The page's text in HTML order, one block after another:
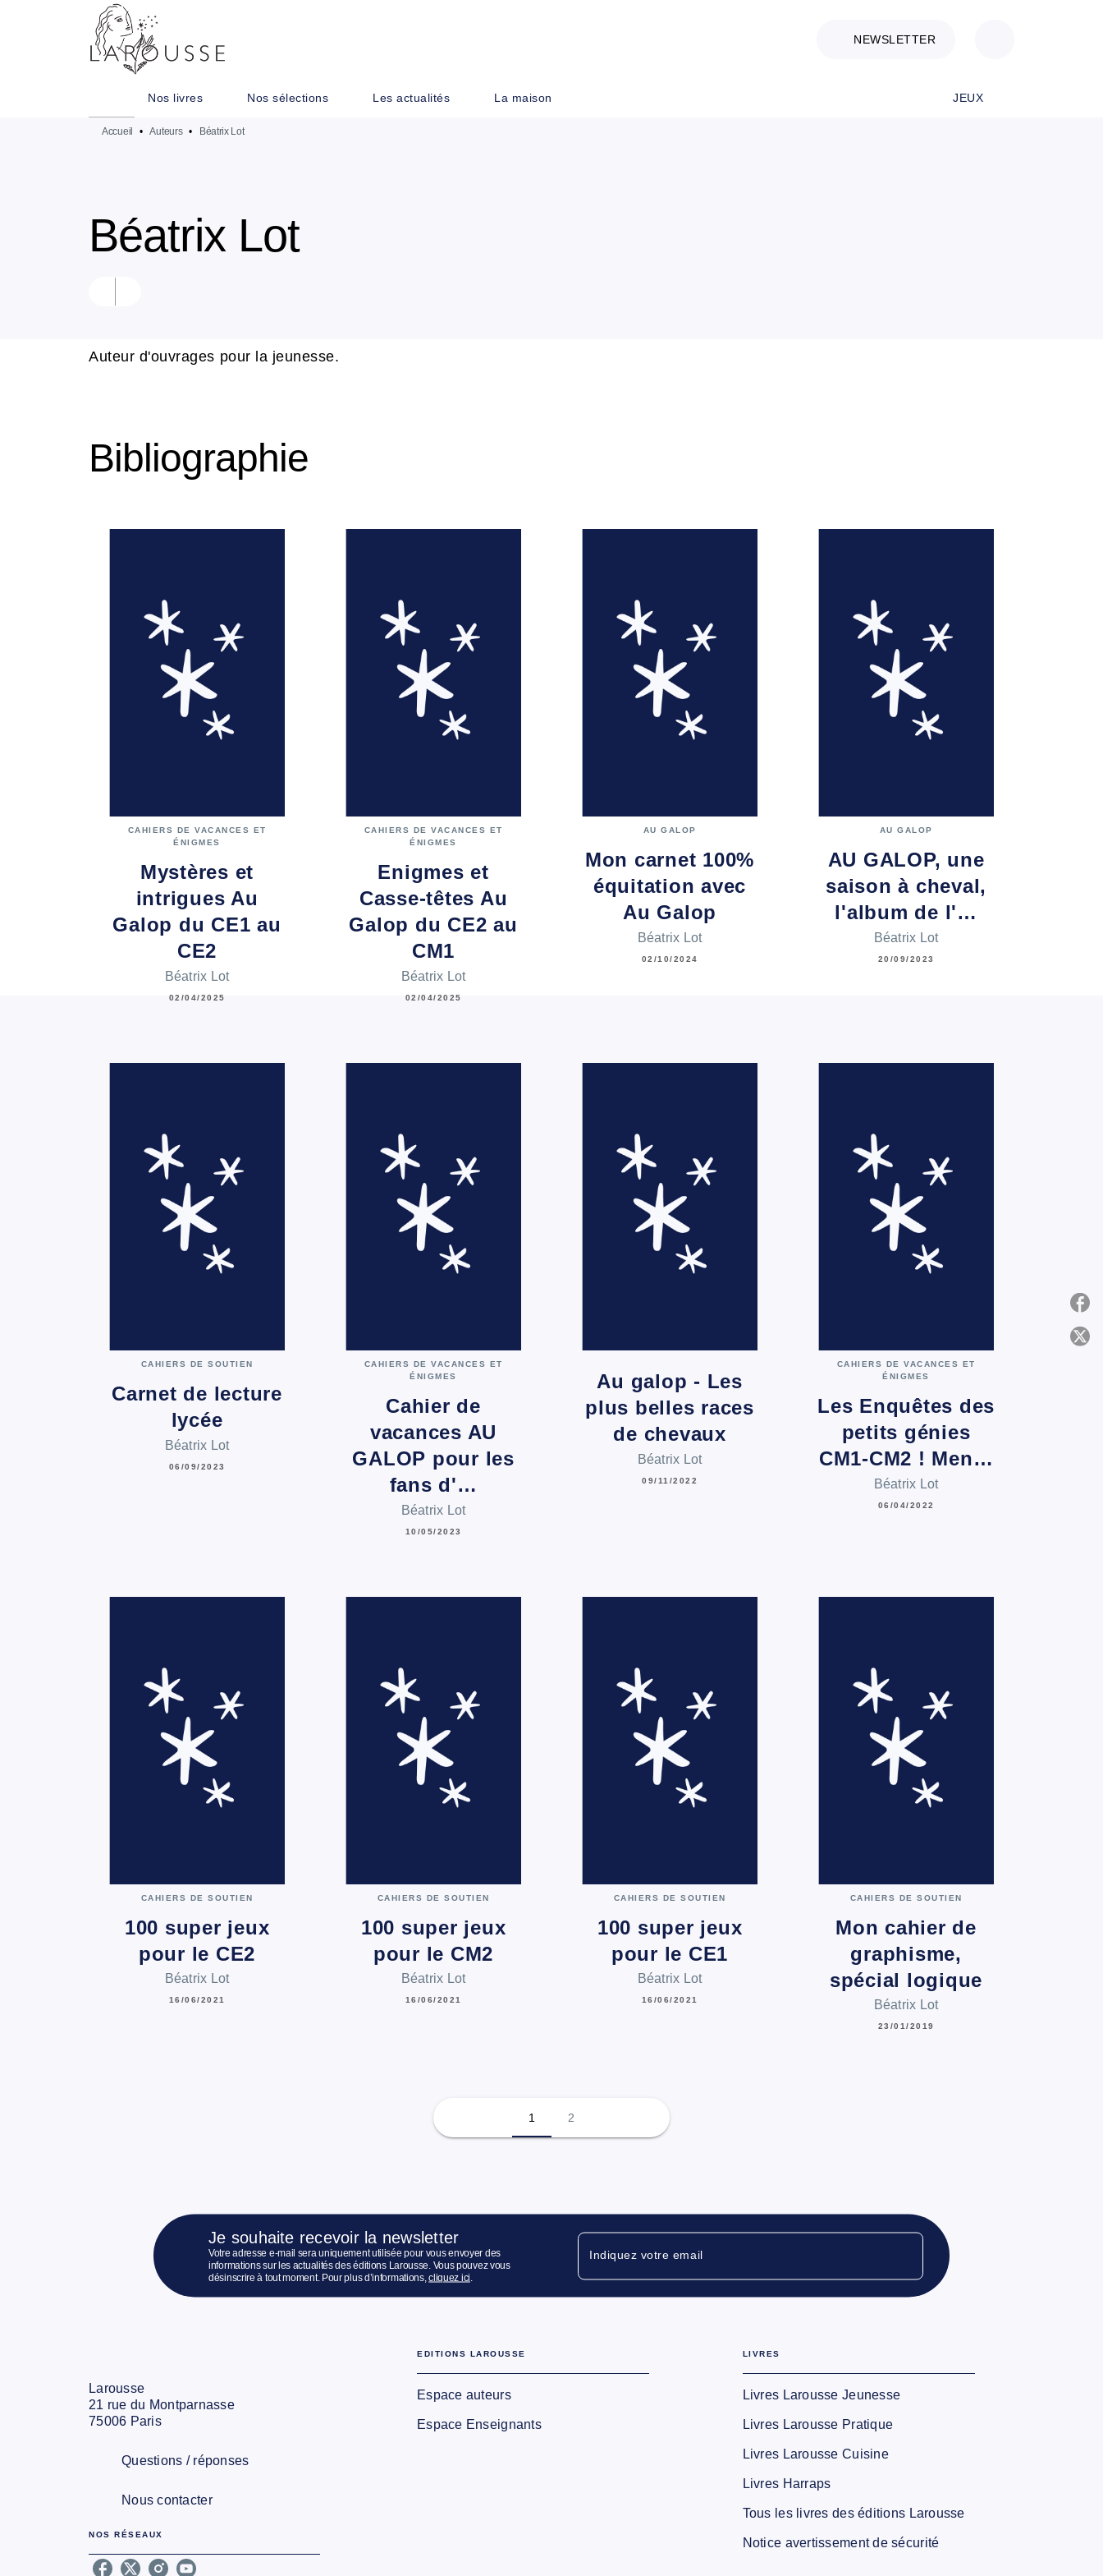
MENU
NEWSLETTER
Nos livres Nos sélections Les actualités La maison JEUX
Accueil • Auteurs • Béatrix Lot
Béatrix Lot
Auteur d'ouvrages pour la jeunesse.
Bibliographie
CAHIERS DE VACANCES ET
ÉNIGMES
Mystères et
intrigues Au
Galop du CE1 au
CE2
Béatrix Lot
02/04/2025
CAHIERS DE VACANCES ET
ÉNIGMES
Enigmes et
Casse-têtes Au
Galop du CE2 au
CM1
Béatrix Lot
02/04/2025
AU GALOP
Mon carnet 100%
équitation avec
Au Galop
Béatrix Lot
02/10/2024
AU GALOP
AU GALOP, une
saison à cheval,
l'album de l'…
Béatrix Lot
20/09/2023
CAHIERS DE SOUTIEN
Carnet de lecture
lycée
Béatrix Lot
06/09/2023
CAHIERS DE VACANCES ET
ÉNIGMES
Cahier de
vacances AU
GALOP pour les
fans d'…
Béatrix Lot
10/05/2023
Au galop - Les
plus belles races
de chevaux
Béatrix Lot
09/11/2022
CAHIERS DE VACANCES ET
ÉNIGMES
Les Enquêtes des
petits génies
CM1-CM2 ! Men…
Béatrix Lot
06/04/2022
CAHIERS DE SOUTIEN
100 super jeux
pour le CE2
Béatrix Lot
16/06/2021
CAHIERS DE SOUTIEN
100 super jeux
pour le CM2
Béatrix Lot
16/06/2021
CAHIERS DE SOUTIEN
100 super jeux
pour le CE1
Béatrix Lot
16/06/2021
CAHIERS DE SOUTIEN
Mon cahier de
graphisme,
spécial logique
Béatrix Lot
23/01/2019
1 2
Je souhaite recevoir la newsletter
Votre adresse e-mail sera uniquement utilisée pour vous envoyer des
informations sur les actualités des éditions Larousse. Vous pouvez vous
désinscrire à tout moment. Pour plus d’informations,cliquez ici
Indiquez votre email
Larousse
21 rue du Montparnasse
75006 Paris
Questions / réponses
Nous contacter
NOS RÉSEAUX
EDITIONS LAROUSSE
Espace auteurs
Espace Enseignants
LIVRES
Livres Larousse Jeunesse
Livres Larousse Pratique
Livres Larousse Cuisine
Livres Harraps
Tous les livres des éditions Larousse
Notice avertissement de sécurité